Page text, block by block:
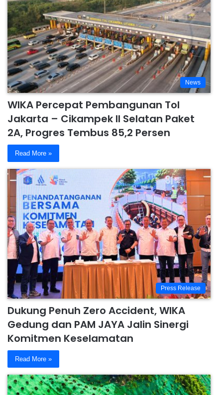
News
WIKA Percepat Pembangunan Tol
Jakarta – Cikampek II Selatan Paket
2A, Progres Tembus 85,2 Persen
Read More »
Press Release
Dukung Penuh Zero Accident, WIKA
Gedung dan PAM JAYA Jalin Sinergi
Komitmen Keselamatan
Read More »